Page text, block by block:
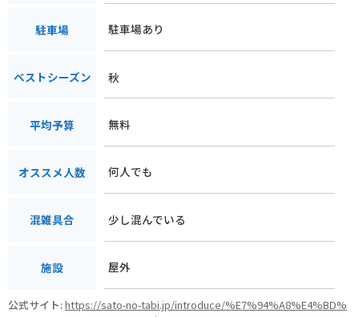
駐車場 駐車場あり
ベストシーズン 秋
平均予算 無料
オススメ人数 何人でも
混雑具合 少し混んでいる
施設 屋外
公式サイト:https://sato-no-tabi.jp/introduce/%E7%94%A8%E4%BD%